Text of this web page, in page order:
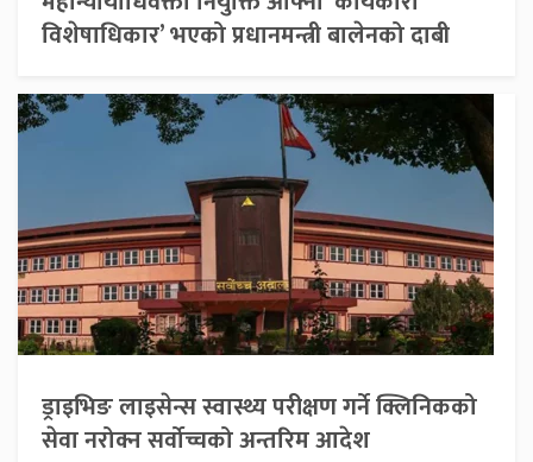
विशेषाधिकार’ भएको प्रधानमन्त्री बालेनको दाबी
ड्राइभिङ लाइसेन्स स्वास्थ्य परीक्षण गर्ने क्लिनिकको
सेवा नरोक्न सर्वोच्चको अन्तरिम आदेश